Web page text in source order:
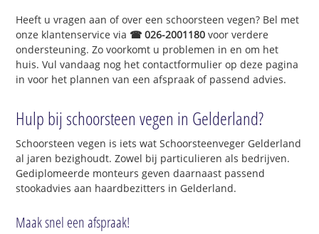
Heeft u vragen aan of over een schoorsteen vegen? Bel met
onze klantenservice via ☎ 026-2001180 voor verdere
ondersteuning. Zo voorkomt u problemen in en om het
huis. Vul vandaag nog het contactformulier op deze pagina
in voor het plannen van een afspraak of passend advies.
Hulp bij schoorsteen vegen in Gelderland?
Schoorsteen vegen is iets wat Schoorsteenveger Gelderland
al jaren bezighoudt. Zowel bij particulieren als bedrijven.
Gediplomeerde monteurs geven daarnaast passend
stookadvies aan haardbezitters in Gelderland.
Maak snel een afspraak!